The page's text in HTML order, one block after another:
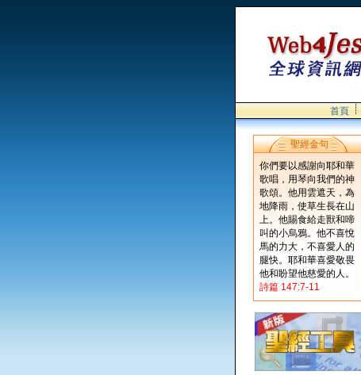
首頁
聖經金句
你們要以感謝向耶和華
歌唱，用琴向我們的神
歌頌。他用雲遮天，為
地降雨，使草生長在山
上。他賜食給走獸和啼
叫的小烏鴉。他不喜悅
馬的力大，不喜愛人的
腿快。耶和華喜愛敬畏
他和盼望他慈愛的人。
詩篇 147:7-11